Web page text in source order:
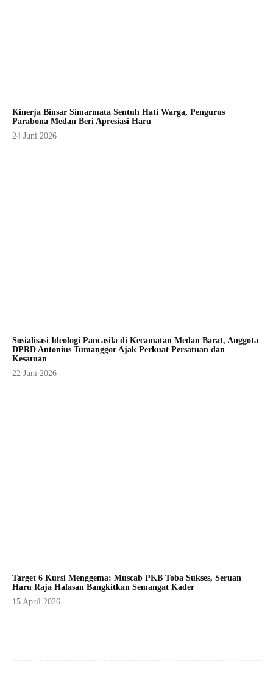
Kinerja Binsar Simarmata Sentuh Hati Warga, Pengurus
Parabona Medan Beri Apresiasi Haru
24 Juni 2026
Sosialisasi Ideologi Pancasila di Kecamatan Medan Barat, Anggota
DPRD Antonius Tumanggor Ajak Perkuat Persatuan dan
Kesatuan
22 Juni 2026
Target 6 Kursi Menggema: Muscab PKB Toba Sukses, Seruan
Haru Raja Halasan Bangkitkan Semangat Kader
15 April 2026